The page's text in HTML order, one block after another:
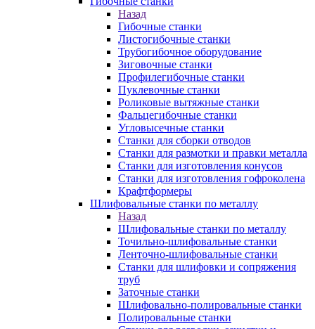
Назад
Гибочные станки
Листогибочные станки
Трубогибочное оборудование
Зиговочные станки
Профилегибочные станки
Пуклевочные станки
Роликовые вытяжные станки
Фальцегибочные станки
Угловысечные станки
Станки для сборки отводов
Станки для размотки и правки металла
Станки для изготовления конусов
Станки для изготовления гофроколена
Крафтформеры
Шлифовальные станки по металлу
Назад
Шлифовальные станки по металлу
Точильно-шлифовальные станки
Ленточно-шлифовальные станки
Станки для шлифовки и сопряжения
труб
Заточные станки
Шлифовально-полировальные станки
Полировальные станки